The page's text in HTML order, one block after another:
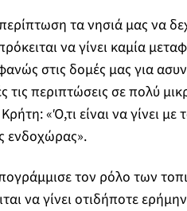
τα νησιά μας να
να γίνει καμία
στις δομές μας για
τις περιπτώσεις σε πολύ
«Ό,τι είναι να γίνει
ενδοχώρας».
τον ρόλο των
να γίνει οτιδήποτε